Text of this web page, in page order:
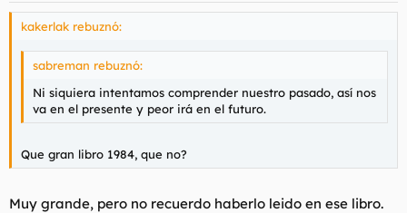
kakerlak rebuznó:
sabreman rebuznó:
Ni siquiera intentamos comprender nuestro pasado, así nos
va en el presente y peor irá en el futuro.
Que gran libro 1984, que no?
Muy grande, pero no recuerdo haberlo leido en ese libro.